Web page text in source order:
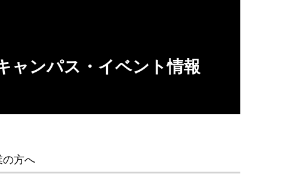
ャンパス・イベント情報
の方へ
鉄拳 THE COMIC』第1巻が、5月15日(金)に発売